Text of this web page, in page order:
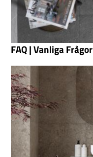
FAQ | Vanliga Frågor